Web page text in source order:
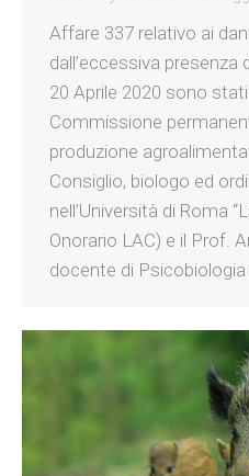
Affare 337 relativo ai
dall’eccessiva
20 Aprile 2020 sono stati
Commissione
produzione
Consiglio, biologo ed
nell’Università di Roma
Onorario LAC) e il Prof.
docente di